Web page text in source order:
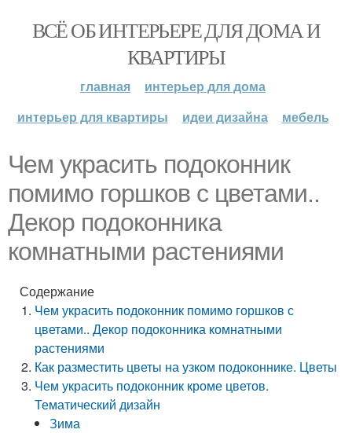
ВСЁ ОБ ИНТЕРЬЕРЕ ДЛЯ ДОМА И
КВАРТИРЫ
главная
интерьер для дома
интерьер для квартиры
идеи дизайна мебель
Чем украсить подоконник
помимо горшков с цветами..
Декор подоконника
комнатными растениями
Содержание
Чем украсить подоконник помимо горшков с
цветами.. Декор подоконника комнатными
растениями
Как разместить цветы на узком подоконнике. Цветы
Чем украсить подоконник кроме цветов.
Тематический дизайн
Зима